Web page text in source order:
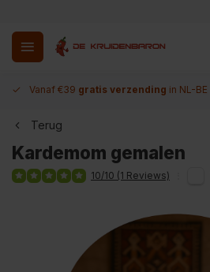
Vanaf €39 gratis verzending in NL-BE
Terug
Kardemom gemalen
10/10 (1 Reviews)